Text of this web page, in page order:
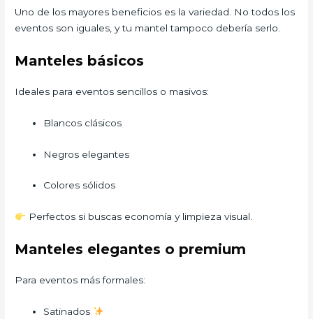
Uno de los mayores beneficios es la variedad. No todos los
eventos son iguales, y tu mantel tampoco debería serlo.
Manteles básicos
Ideales para eventos sencillos o masivos:
Blancos clásicos
Negros elegantes
Colores sólidos
Perfectos si buscas economía y limpieza visual.
Manteles elegantes o premium
Para eventos más formales:
Satinados